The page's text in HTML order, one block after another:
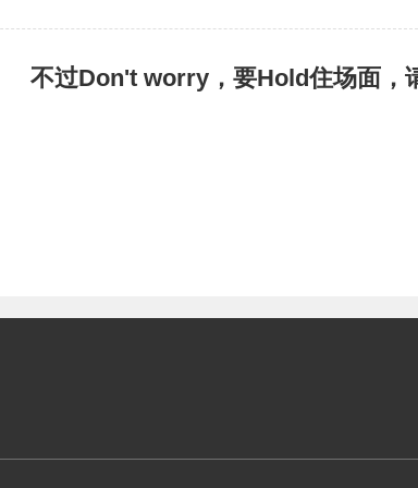
不过Don't worry，要Hold住场面，